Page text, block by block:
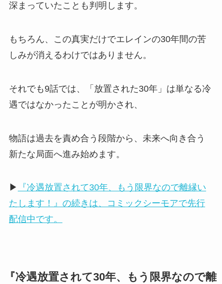
深まっていたことも判明します。
もちろん、この真実だけでエレインの30年間の苦
しみが消えるわけではありません。
それでも9話では、「放置された30年」は単なる冷
遇ではなかったことが明かされ、
物語は過去を責め合う段階から、未来へ向き合う
新たな局面へ進み始めます。
▶
『冷遇放置されて30年、もう限界なので離縁い
たします！』の続きは、コミックシーモアで先行
配信中です。
『冷遇放置されて30年、もう限界なので離